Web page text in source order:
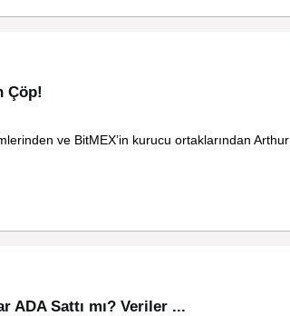
Çöp!
ve BitMEX’in kurucu ortaklarından Arthur
ADA Sattı mı? Veriler ...